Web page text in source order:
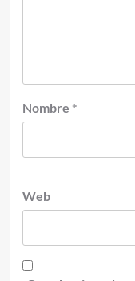
Nombre *
Web